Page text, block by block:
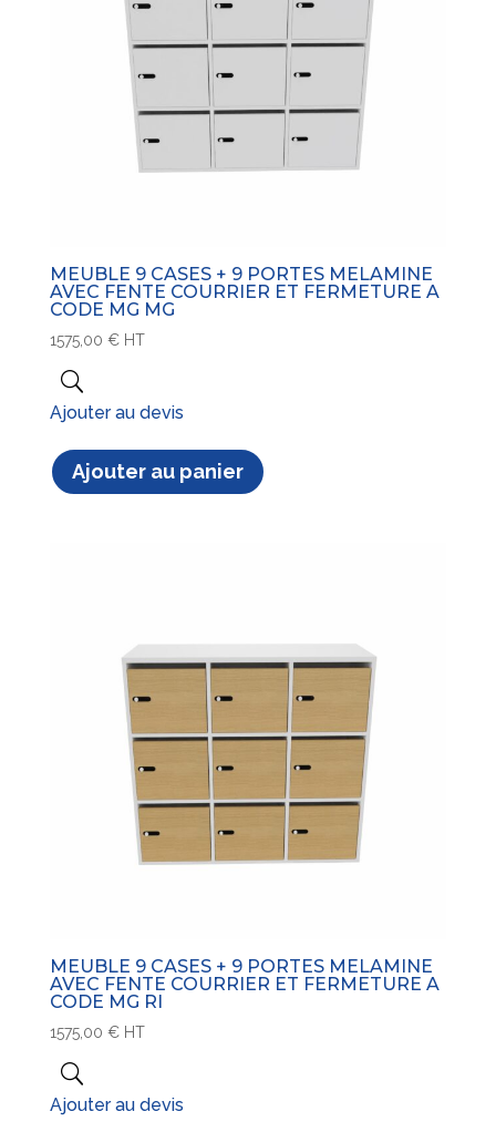
MEUBLE 9 CASES + 9 PORTES MELAMINE
AVEC FENTE COURRIER ET FERMETURE A
CODE MG MG
1575,00 € HT
Ajouter au devis
Ajouter au panier
MEUBLE 9 CASES + 9 PORTES MELAMINE
AVEC FENTE COURRIER ET FERMETURE A
CODE MG RI
1575,00 € HT
Ajouter au devis